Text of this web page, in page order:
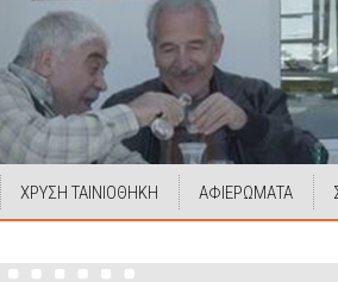
ΧΡΥΣΗ ΤΑΙΝΙΟΘΗΚΗ ΑΦΙΕΡΩΜΑΤΑ